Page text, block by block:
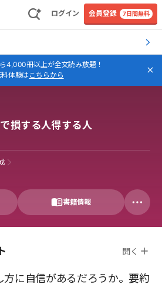
ログイン 会員登録 7日間無料
4,000冊以上が全文読み放題！
体験はこちらから
損する人得する人
書籍情報
開く
方に自信があるだろうか。要約